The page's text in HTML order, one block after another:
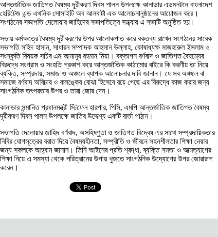
আন্তর্জাতিক জাতিগত বৈষম্য দূরীকরণ দিবস পালন উপলক্ষে কানাডার এডমনটনে বাংলাদেশ
হেরিটেজ এন্ড এথনিক সোসাইটি অব আলবার্টা এক আলোচনানুষ্ঠানের আয়োজন করে।
সংগঠনের সভাপতি দেলোয়ার জাহিদের সভাপতিত্বে সন্ধ্যায় এ সভাটি অনুষ্ঠিত হয়।
সভায় কর্মক্ষত্রে বৈষম্য দূরীকরণের উপর আলোকপাত করে বক্তব্য রাখেন সংগঠনের সাবেক
সভাপতি সহিদ হাসান, সাধারন সম্পাদক আহসান উল্লাহ, কোষাধ্যক্ষ মাজহারুল ইসলাম ও
সংস্কৃতি বিষয়ক সচিব এম আনামুর রহমান মিয়া। বক্তাগন বর্ণবাদ ও জাতিগত বৈষম্যের
বিরুদ্ধে সংগ্রাম ও সংহতি প্রকাশ করে আন্তর্জাতিক কাঠামোর বাইরে কি করণীয় তা নিয়ে
ব্যক্তি, সম্প্রদায়, সমাজ ও অঞ্চলে ব্যাপক আলোচনার দাবি জানান। যে সব অঞ্চলে বা
সমাজে বর্ণবাদ অবিচার ও কলঙ্কের বোঝা হিসেবে রয়ে গেছে এর বিরুদ্ধে কাজ করার জন্য
সাংগঠনিক তৎপরতার উপর ও তারা জোর দেন।
কানাডার সন্মানিত প্রধানমন্ত্রী স্টিফেন হারপার, পিসি, এমপি আন্তর্জাতিক জাতিগত বৈষম্য
দূরীকরণ দিবস পালন উপলক্ষে জাতির উদ্দেশ্য একটি বার্তা পাঠান।
সভাপতি দেলোয়ার জাহিদ বর্ণবাদ, অসহিষ্ণুতা ও জাতিগত বিদ্বেষ এর সাথে সম্প্রদায়িকতার
নিবির যোগসূত্রের বরাত দিয়ে বৈষম্যহীনতা, সম্প্রীতি ও জীবনে সহনশীলতার শিক্ষা নেয়ার
জন্য সকলকে আহ্বান জানান। তিনি আইনের প্রতি শ্রদ্ধা, ব্যক্তি সমতা ও আত্মত্যাগের
শিক্ষা নিয়ে এ সমস্যা থেকে পরিত্রানের উপায় খুজতে সাংগঠনিক উদ্যোগের উপর জোরারূপ
করেন।